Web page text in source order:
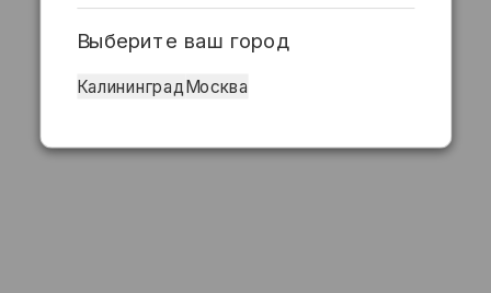
Выберите ваш город
КалининградМосква